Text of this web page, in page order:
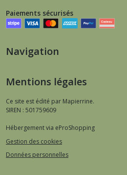
Paiements sécurisés
Navigation
Mentions légales
Ce site est édité par Mapierrine.
SIREN : 501759609
Hébergement via eProShopping
Gestion des cookies
Données personnelles